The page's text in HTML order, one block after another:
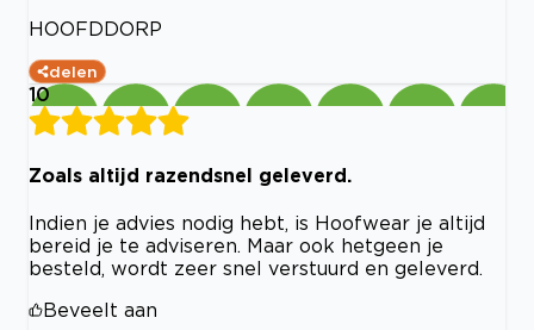
HOOFDDORP
delen
10
Zoals altijd razendsnel geleverd.
Indien je advies nodig hebt, is Hoofwear je altijd
bereid je te adviseren. Maar ook hetgeen je
besteld, wordt zeer snel verstuurd en geleverd.
Beveelt aan